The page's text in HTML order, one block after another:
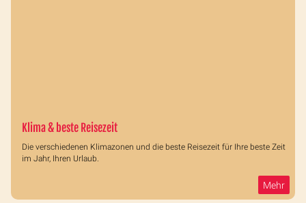
Klima & beste Reisezeit
Die verschiedenen Klimazonen und die beste Reisezeit für Ihre beste Zeit
im Jahr, Ihren Urlaub.
Mehr